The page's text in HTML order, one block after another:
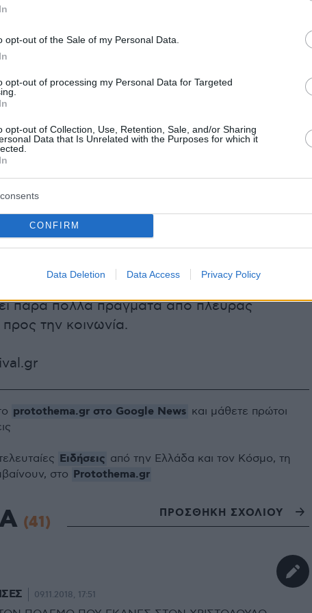
opt-out of the Sale of my Personal Data.
opt-out of processing my Personal Data for Targeted
opt-out of Collection, Use, Retention, Sale, and/or Sharing
Data that Is Unrelated with the Purposes for which it
CONFIRM
Data Deletion Data Access Privacy Policy
ρωτήθηκε και για τις σχέσεις του με τον
Γιάννη Μπουτάρη.
-έτσι με τα λόγια- σαν καλά, αλλά
παιδιά. Έτσι το είδα εγώ", είπε ο
Θεσσαλονίκης, τονίζοντας: "Πάνε αυτά.
επεσήμανε ότι με τον Γιάννη Μπουτάρη έχει
ενώ δεν έκρυψε ότι τρέφει
το πρόσωπο του Δημάρχου. Ο
Θεσσαλονίκης υπογράμμισε ότι υπάρχουν
του Δημάρχου με τις οποίες διαφωνεί,
πάρα πολλά πράγματα από πλευράς
την κοινωνία.
protothema.gr στο Google News και μάθετε πρώτοι
Ειδήσεις από την Ελλάδα και τον Κόσμο, τη
στο Protothema.gr
(41) ΠΡΟΣΘΗΚΗ ΣΧΟΛΙΟΥ
09.11.2018, 17:51